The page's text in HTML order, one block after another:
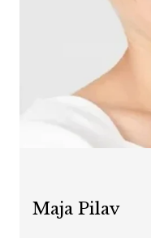
Maja Pilav